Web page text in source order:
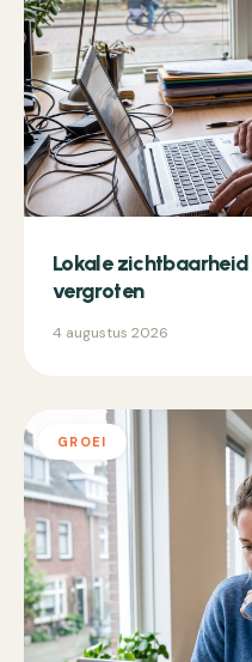
Lokale
vergroten
4 augustus 2026
GROEI